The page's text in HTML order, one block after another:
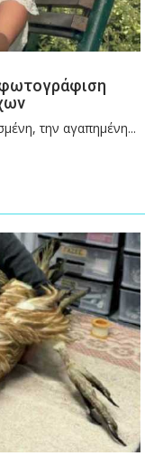
φωτογράφιση
την αγαπημένη...